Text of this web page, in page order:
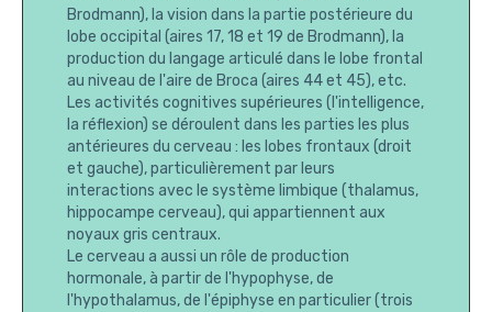
Brodmann), la vision dans la partie postérieure du
lobe occipital (aires 17, 18 et 19 de Brodmann), la
production du langage articulé dans le lobe frontal
au niveau de l'aire de Broca (aires 44 et 45), etc.
Les activités cognitives supérieures (l'intelligence,
la réflexion) se déroulent dans les parties les plus
antérieures du cerveau : les lobes frontaux (droit
et gauche), particulièrement par leurs
interactions avec le système limbique (thalamus,
hippocampe cerveau), qui appartiennent aux
noyaux gris centraux.
Le cerveau a aussi un rôle de production
hormonale, à partir de l'hypophyse, de
l'hypothalamus, de l'épiphyse en particulier (trois